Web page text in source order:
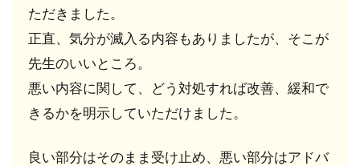
名！
7.1
占い
師は
厳格
なオ
ーデ
ョン
ただきました。
正直、気分が滅入る内容もありましたが、そこが
先生のいいところ。
悪い内容に関して、どう対処すれば改善、緩和で
きるかを明示していただけました。
良い部分はそのまま受け止め、悪い部分はアドバ